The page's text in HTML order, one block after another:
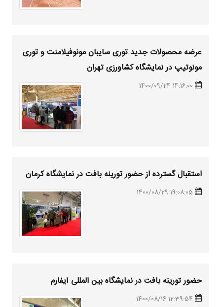
عرضه محصولات جدید توری سایبان مونوفیلامنت و توری
مونوتیپ در نمایشگاه کشاورزی تهران
14:16:00 1400/09/24
استقبال گسترده از حضور تورینه بافت در نمایشگاه کرمان
19:08:05 1400/08/29
حضور تورینه بافت در نمایشگاه بین المللی آیفارم
12:39:54 1400/08/16